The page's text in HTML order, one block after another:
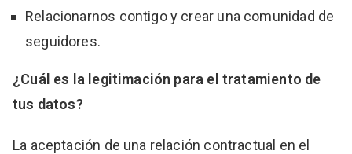
Relacionarnos contigo y crear una comunidad de
seguidores.
¿Cuál es la legitimación para el tratamiento de
tus datos?
La aceptación de una relación contractual en el